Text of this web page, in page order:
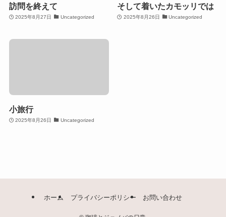
訪問を終えて
2025年8月27日 Uncategorized
そして着いたカモッリでは
2025年8月26日 Uncategorized
小旅行
2025年8月26日 Uncategorized
ホーム プライバシーポリシー お問い合わせ